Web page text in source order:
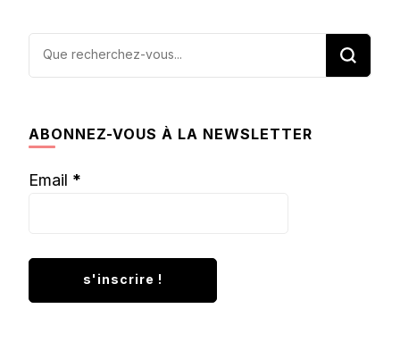
Vous
ABONNEZ-VOUS À LA NEWSLETTER
Email *